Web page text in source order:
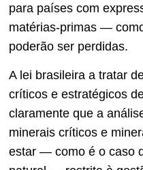
para países com
matérias-primas —
poderão ser perdidas.
A lei brasileira a tratar
críticos e estratégicos
claramente que a
minerais críticos e
estar — como é o caso